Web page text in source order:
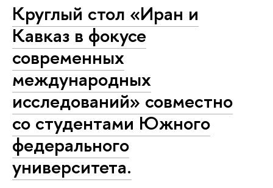
Круглый стол «Иран и
Кавказ в фокусе
современных
международных
исследований» совместно
со студентами Южного
федерального
университета.